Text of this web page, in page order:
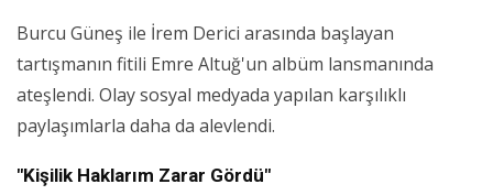
Burcu Güneş ile İrem Derici arasında başlayan
tartışmanın fitili Emre Altuğ'un albüm lansmanında
ateşlendi. Olay sosyal medyada yapılan karşılıklı
paylaşımlarla daha da alevlendi.
"Kişilik Haklarım Zarar Gördü"